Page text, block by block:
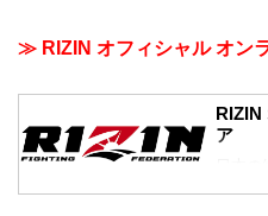
≫ RIZIN オフィシャル オン
ア
日本
ン）